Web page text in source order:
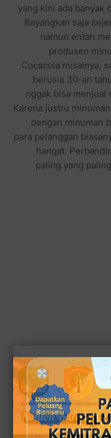
yang kini ada banyak
Bayangkan saja
namun entah
produsen
Cocacola misalnya,
berusia 30-an
nggak bisa menjual
Karena justru
dengan minuman
para pelanggan
hangat.
paling yang
Mengamati letak
depan Sate dan Sop
pernah saya tulis,
sangat strategis dan
tempat makan yang